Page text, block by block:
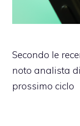
Secondo le
noto analista
prossimo ciclo